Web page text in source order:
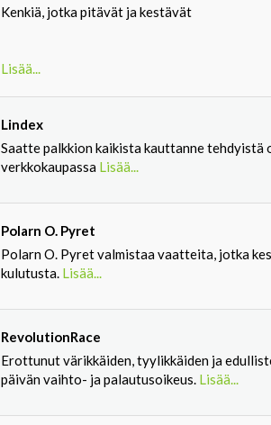
Kenkiä, jotka pitävät ja kestävät
Lisää...
Lindex
Saatte palkkion kaikista kauttanne tehdyistä
verkkokaupassa Lisää...
Polarn O. Pyret
Polarn O. Pyret valmistaa vaatteita, jotka
kulutusta. Lisää...
RevolutionRace
Erottunut värikkäiden, tyylikkäiden ja
päivän vaihto- ja palautusoikeus. Lisää...